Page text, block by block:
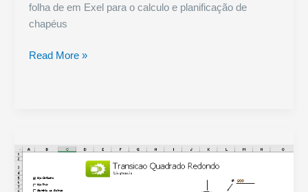
folha de em Exel para o calculo e planificação de
chapéus
Planificação
Read More »